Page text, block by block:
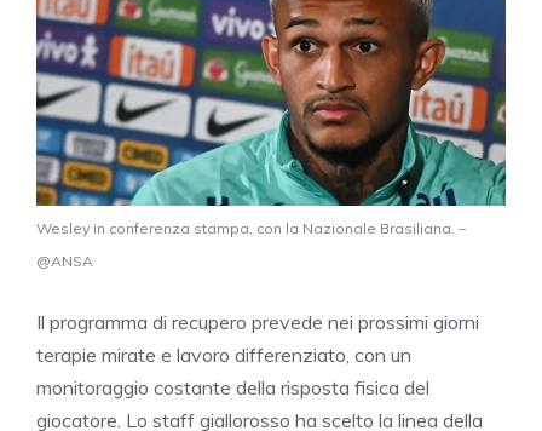
Wesley in conferenza stampa, con la Nazionale Brasiliana. –
@ANSA
Il programma di recupero prevede nei prossimi giorni
terapie mirate e lavoro differenziato, con un
monitoraggio costante della risposta fisica del
giocatore. Lo staff giallorosso ha scelto la linea della